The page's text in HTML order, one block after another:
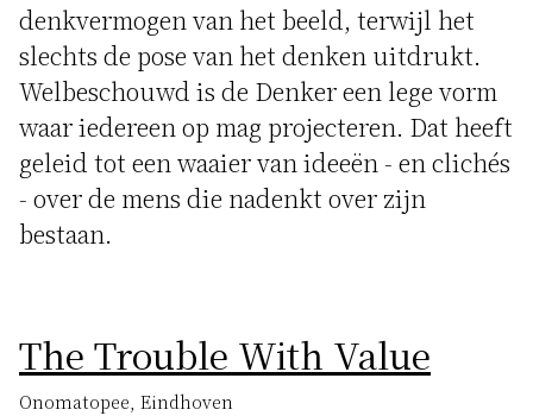
denkvermogen van het beeld, terwijl het
slechts de pose van het denken uitdrukt.
Welbeschouwd is de Denker een lege vorm
waar iedereen op mag projecteren. Dat heeft
geleid tot een waaier van ideeën - en clichés
- over de mens die nadenkt over zijn
bestaan.
The Trouble With Value
Onomatopee, Eindhoven